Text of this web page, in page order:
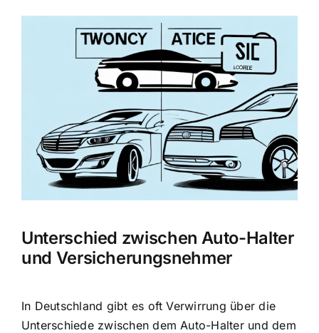
Unterschied zwischen Auto-Halter
und Versicherungsnehmer
In Deutschland gibt es oft Verwirrung über die
Unterschiede zwischen dem Auto-Halter und dem